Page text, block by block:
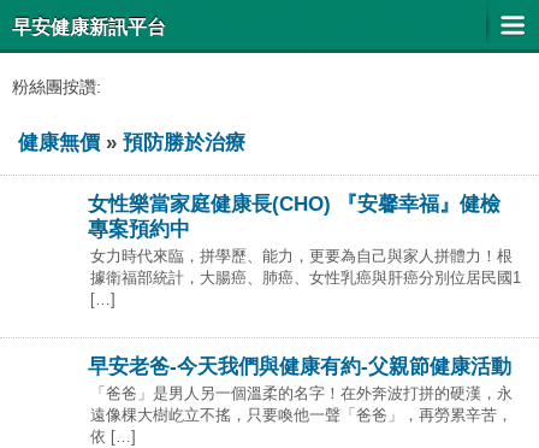
早安健康新訊平台
粉絲團按讚:
健康無價 » 預防勝於治療
女性樂當家庭健康長(CHO) 『安馨幸福』健檢
專案預約中
女力時代來臨，拼學歷、能力，更要為自己與家人拼體力！根
據衛福部統計，大腸癌、肺癌、女性乳癌與肝癌分別位居民國1
[…]
早安老爸-今天我們與健康有約-父親節健康活動
「爸爸」是男人另一個溫柔的名字！在外奔波打拼的硬漢，永
遠像棵大樹屹立不搖，只要喚他一聲「爸爸」，再勞累辛苦，
依 […]